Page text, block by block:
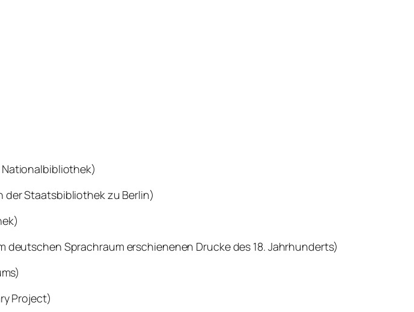
der Staatsbibliothek zu Berlin)
deutschen Sprachraum erschienenen Drucke des 18. Jahrhunderts)
Project)